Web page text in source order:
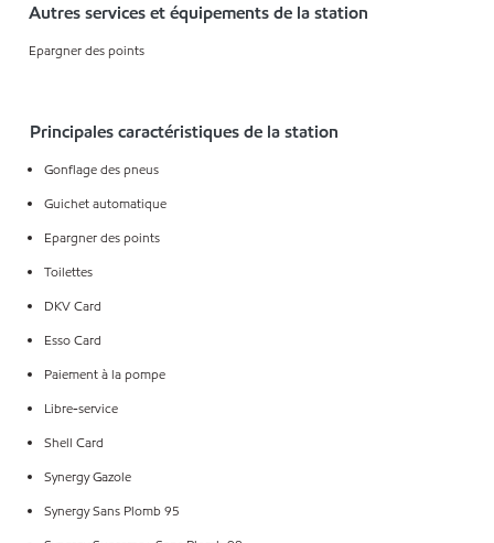
Autres services et équipements de la station
Epargner des points
Principales caractéristiques de la station
Gonflage des pneus
Guichet automatique
Epargner des points
Toilettes
DKV Card
Esso Card
Paiement à la pompe
Libre-service
Shell Card
Synergy Gazole
Synergy Sans Plomb 95